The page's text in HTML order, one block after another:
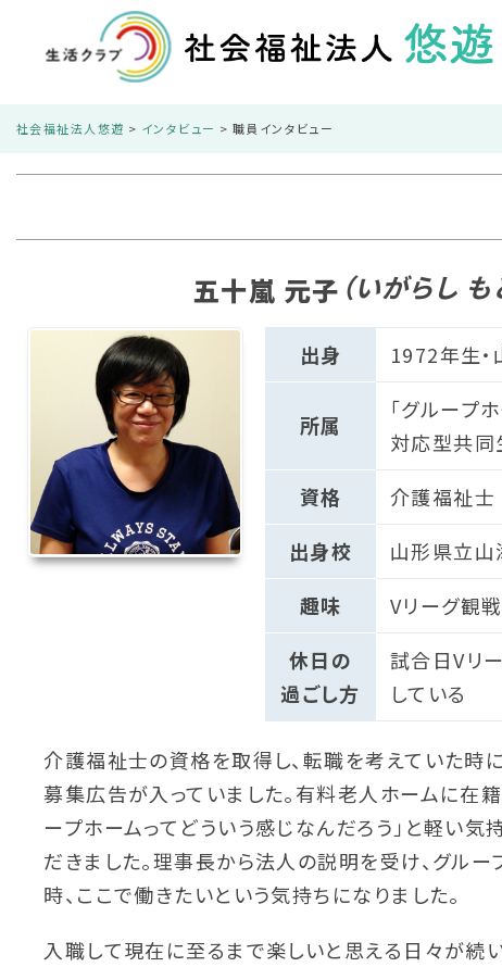
社会福祉法人悠遊 > インタビュー > 職員インタビュー
五十嵐 元子 （いがらし も
出身 1972年生
所属
「グループ
対応型共同
資格
介護福祉士
出身校
山形県立
趣味
Vリーグ観戦
休日の
過ごし方
試合日Vリ
している
介護福祉士の資格を取得し、転職を考えていた時
募集広告が入っていました。有料老人ホームに在籍
ープホームってどういう感じなんだろう」と軽い気
だきました。理事長から法人の説明を受け、グルー
時、ここで働きたいという気持ちになりました。
入職して現在に至るまで楽しいと思える日々が続